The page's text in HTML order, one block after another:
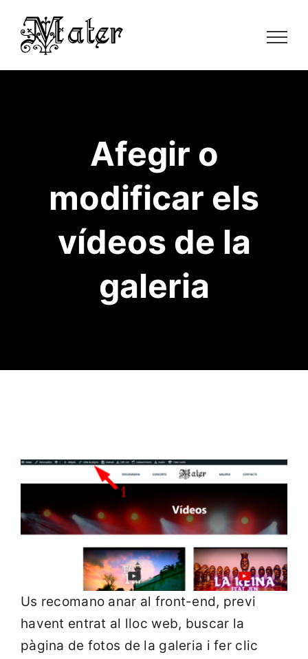
content
Afegir o
modificar els
vídeos de la
galeria
Us recomano anar al front-end, previ
havent entrat al lloc web, buscar la
pàgina de fotos de la galeria i fer clic